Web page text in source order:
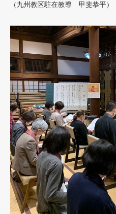
（九州教区駐在教導 甲斐恭平）